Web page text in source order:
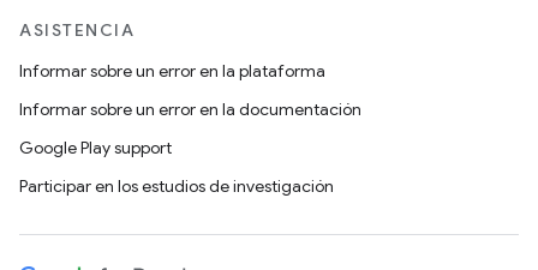
ASISTENCIA
Informar sobre un error en la plataforma
Informar sobre un error en la documentación
Google Play support
Participar en los estudios de investigación